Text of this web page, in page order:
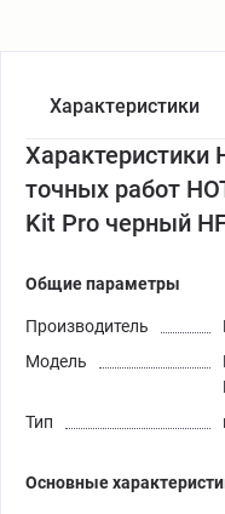
Характеристики
Характеристики
точных работ
Kit Pro черный
Общие параметры
Производитель
Модель
Тип
Основные